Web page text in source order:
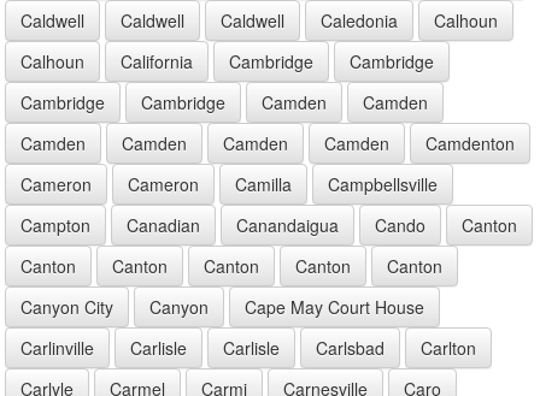
Caldwell
Caldwell Caldwell Caledonia
Calhoun
Calhoun
California Cambridge
Cambridge
Cambridge
Cambridge Camden
Camden
Camden
Camden Camden Camden
Camdenton
Cameron
Cameron Camilla
Campbellsville
Campton
Canadian Canandaigua Cando
Canton
Canton
Canton Canton Canton
Canton
Canyon City
Canyon
Cape May Court House
Carlinville
Carlisle Carlisle Carlsbad
Carlton
Carlyle
Carmel Carmi Carnesville Caro